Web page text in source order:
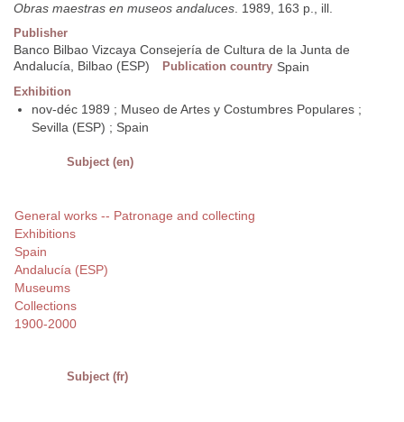
Obras maestras en museos andaluces. 1989, 163 p., ill.
Publisher
Banco Bilbao Vizcaya Consejería de Cultura de la Junta de
Andalucía, Bilbao (ESP)
Publication country Spain
Exhibition
nov-déc 1989 ; Museo de Artes y Costumbres Populares ;
Sevilla (ESP) ; Spain
Subject (en)
General works -- Patronage and collecting
Exhibitions
Spain
Andalucía (ESP)
Museums
Collections
1900-2000
Subject (fr)